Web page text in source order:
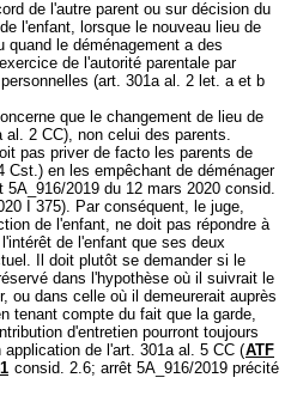
de l'autre parent ou sur décision du
l'enfant, lorsque le nouveau lieu de
quand le déménagement a des
de l'autorité parentale par
(art. 301a al. 2 let. a et b
que le changement de lieu de
al. 2 CC), non celui des parents.
pas priver de facto les parents de
Cst.) en les empêchant de déménager
5A_916/2019 du 12 mars 2020 consid.
I 375). Par conséquent, le juge,
de l'enfant, ne doit pas répondre à
de l'enfant que ses deux
Il doit plutôt se demander si le
dans l'hypothèse où il suivrait le
ou dans celle où il demeurerait auprès
tenant compte du fait que la garde,
d'entretien pourront toujours
application de l'art. 301a al. 5 CC (ATF
consid. 2.6; arrêt 5A_916/2019 précité